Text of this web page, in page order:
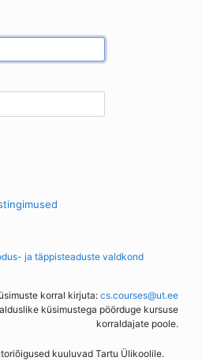
ja täppisteaduste valdkond
korral kirjuta: cs.courses@ut.ee
küsimustega pöörduge kursuse
korraldajate poole.
kuuluvad Tartu Ülikoolile.